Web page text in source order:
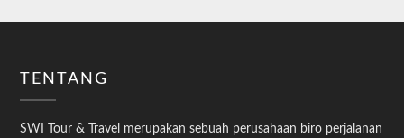
TENTANG
SWI Tour & Travel merupakan sebuah perusahaan biro perjalanan